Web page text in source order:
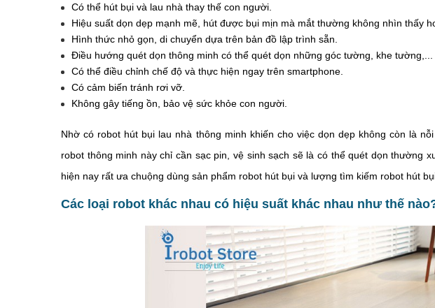
Có thể hút bụi và lau nhà thay thế con người.
Hiệu suất dọn dẹp mạnh mẽ, hút được bụi mịn mà mắt thường không nhìn thấy
Hình thức nhỏ gọn, di chuyển dựa trên bản đồ lập trình sẵn.
Điều hướng quét dọn thông minh có thể quét dọn những góc tường, khe tường,...
Có thể điều chỉnh chế độ và thực hiện ngay trên smartphone.
Có cảm biến tránh rơi vỡ.
Không gây tiếng ồn, bảo vệ sức khỏe con người.
Nhờ có robot hút bụi lau nhà thông minh khiến cho việc dọn dẹp không còn là
robot thông minh này chỉ cần sạc pin, vệ sinh sạch sẽ là có thể quét dọn thường
hiện nay rất ưa chuộng dùng sản phẩm robot hút bụi và lượng tìm kiếm robot hút
Các loại robot khác nhau có hiệu suất khác nhau như thế